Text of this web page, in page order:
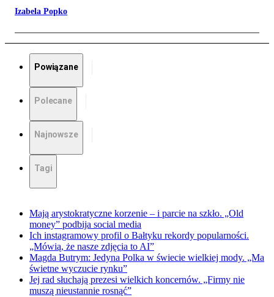
Izabela Popko
Powiązane
Polecane
Najnowsze
Tagi
Mają arystokratyczne korzenie – i parcie na szkło. „Old
money” podbija social media
Ich instagramowy profil o Bałtyku rekordy popularności.
„Mówią, że nasze zdjęcia to AI”
Magda Butrym: Jedyna Polka w świecie wielkiej mody. „Ma
świetne wyczucie rynku”
Jej rad słuchają prezesi wielkich koncernów. „Firmy nie
muszą nieustannie rosnąć”